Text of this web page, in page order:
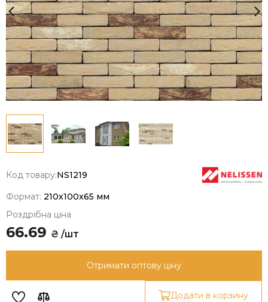
Код товару:NS1219
Формат: 210x100x65 мм
Роздрібна ціна
66.69 ₴ /шт
Отримати оптову ціну
Додати в корзину